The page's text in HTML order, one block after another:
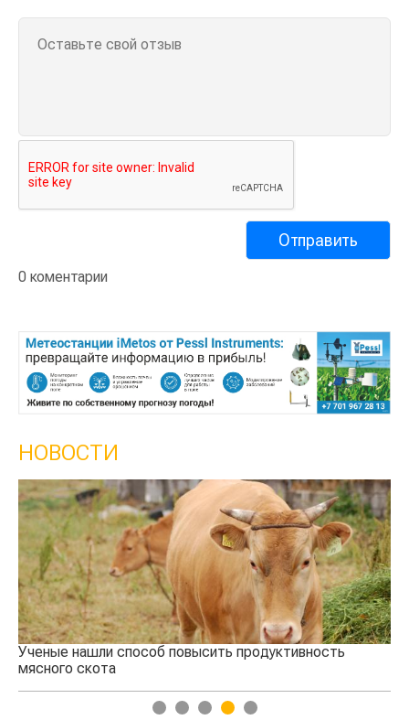
0 коментарии
НОВОСТИ
нашли способ повысить продуктивность
скота
1 2 3 4 5